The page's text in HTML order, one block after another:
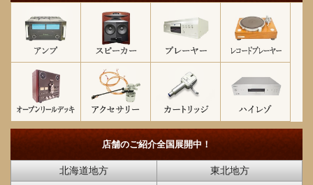
店舗のご紹介全国展開中！
北海道地方
東北地方